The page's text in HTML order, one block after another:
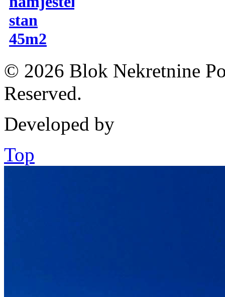
stan
45m2
© 2026 Blok Nekretnine
Reserved.
Developed by
Top